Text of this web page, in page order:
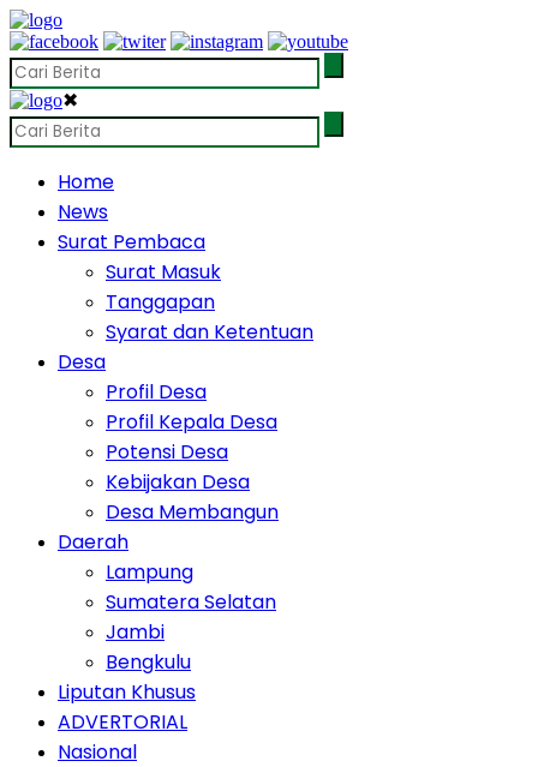
✖
Home
News
Surat Pembaca
Surat Masuk
Tanggapan
Syarat dan Ketentuan
Desa
Profil Desa
Profil Kepala Desa
Potensi Desa
Kebijakan Desa
Desa Membangun
Daerah
Lampung
Sumatera Selatan
Jambi
Bengkulu
Liputan Khusus
ADVERTORIAL
Nasional